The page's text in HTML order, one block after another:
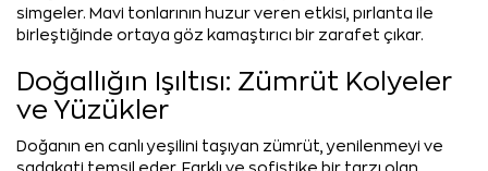
simgeler. Mavi tonlarının huzur veren etkisi, pırlanta ile
birleştiğinde ortaya göz kamaştırıcı bir zarafet çıkar.
Doğallığın Işıltısı: Zümrüt Kolyeler
ve Yüzükler
Doğanın en canlı yeşilini taşıyan zümrüt, yenilenmeyi ve
sadakati temsil eder. Farklı ve sofistike bir tarzı olan